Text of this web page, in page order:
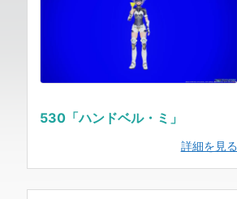
530「ハンドベル・ミ」
詳細を見る